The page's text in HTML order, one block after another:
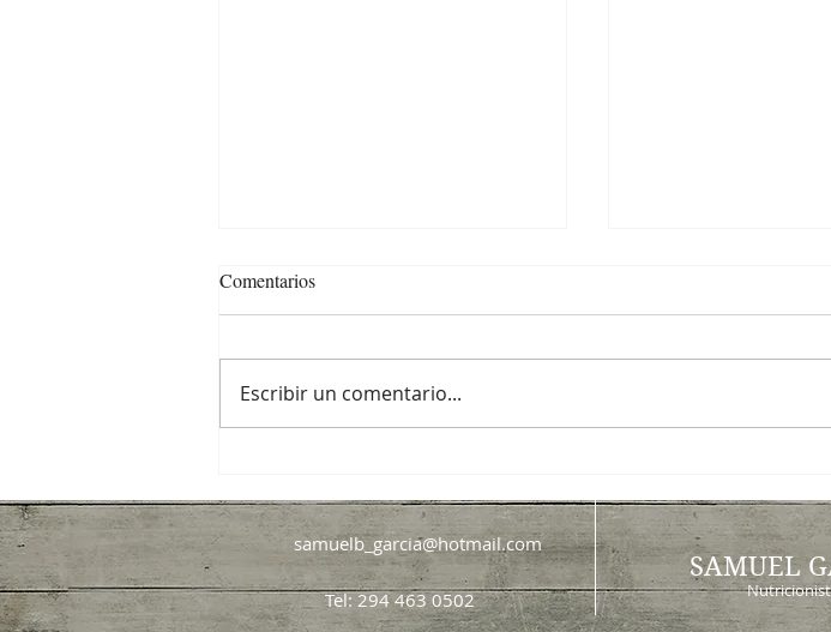
DISFRUTAR DE
NIEVE?
Comentarios
Escribir un comentario...
samuelb_garcia@hotmail.com
Tel: 294 463 0502
SAMUEL